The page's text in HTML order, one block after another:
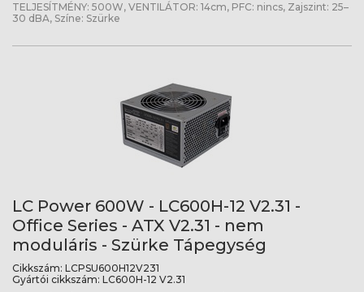
TELJESÍTMÉNY: 500W, VENTILÁTOR: 14cm, PFC: nincs, Zajszint: 25–
30 dBA, Színe: Szürke
LC Power 600W - LC600H-12 V2.31 -
Office Series - ATX V2.31 - nem
moduláris - Szürke Tápegység
Cikkszám: LCPSU600H12V231
Gyártói cikkszám: LC600H-12 V2.31